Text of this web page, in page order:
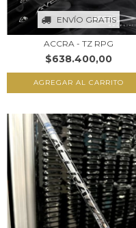
ENVÍO GRATIS
ACCRA - TZ RPG
$638.400,00
AGREGAR AL CARRITO